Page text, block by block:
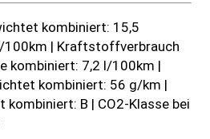
kombiniert: 15,5
100km | Kraftstoffverbrauch
kombiniert: 7,2 l/100km |
kombiniert: 56 g/km |
kombiniert: B | CO2-Klasse bei